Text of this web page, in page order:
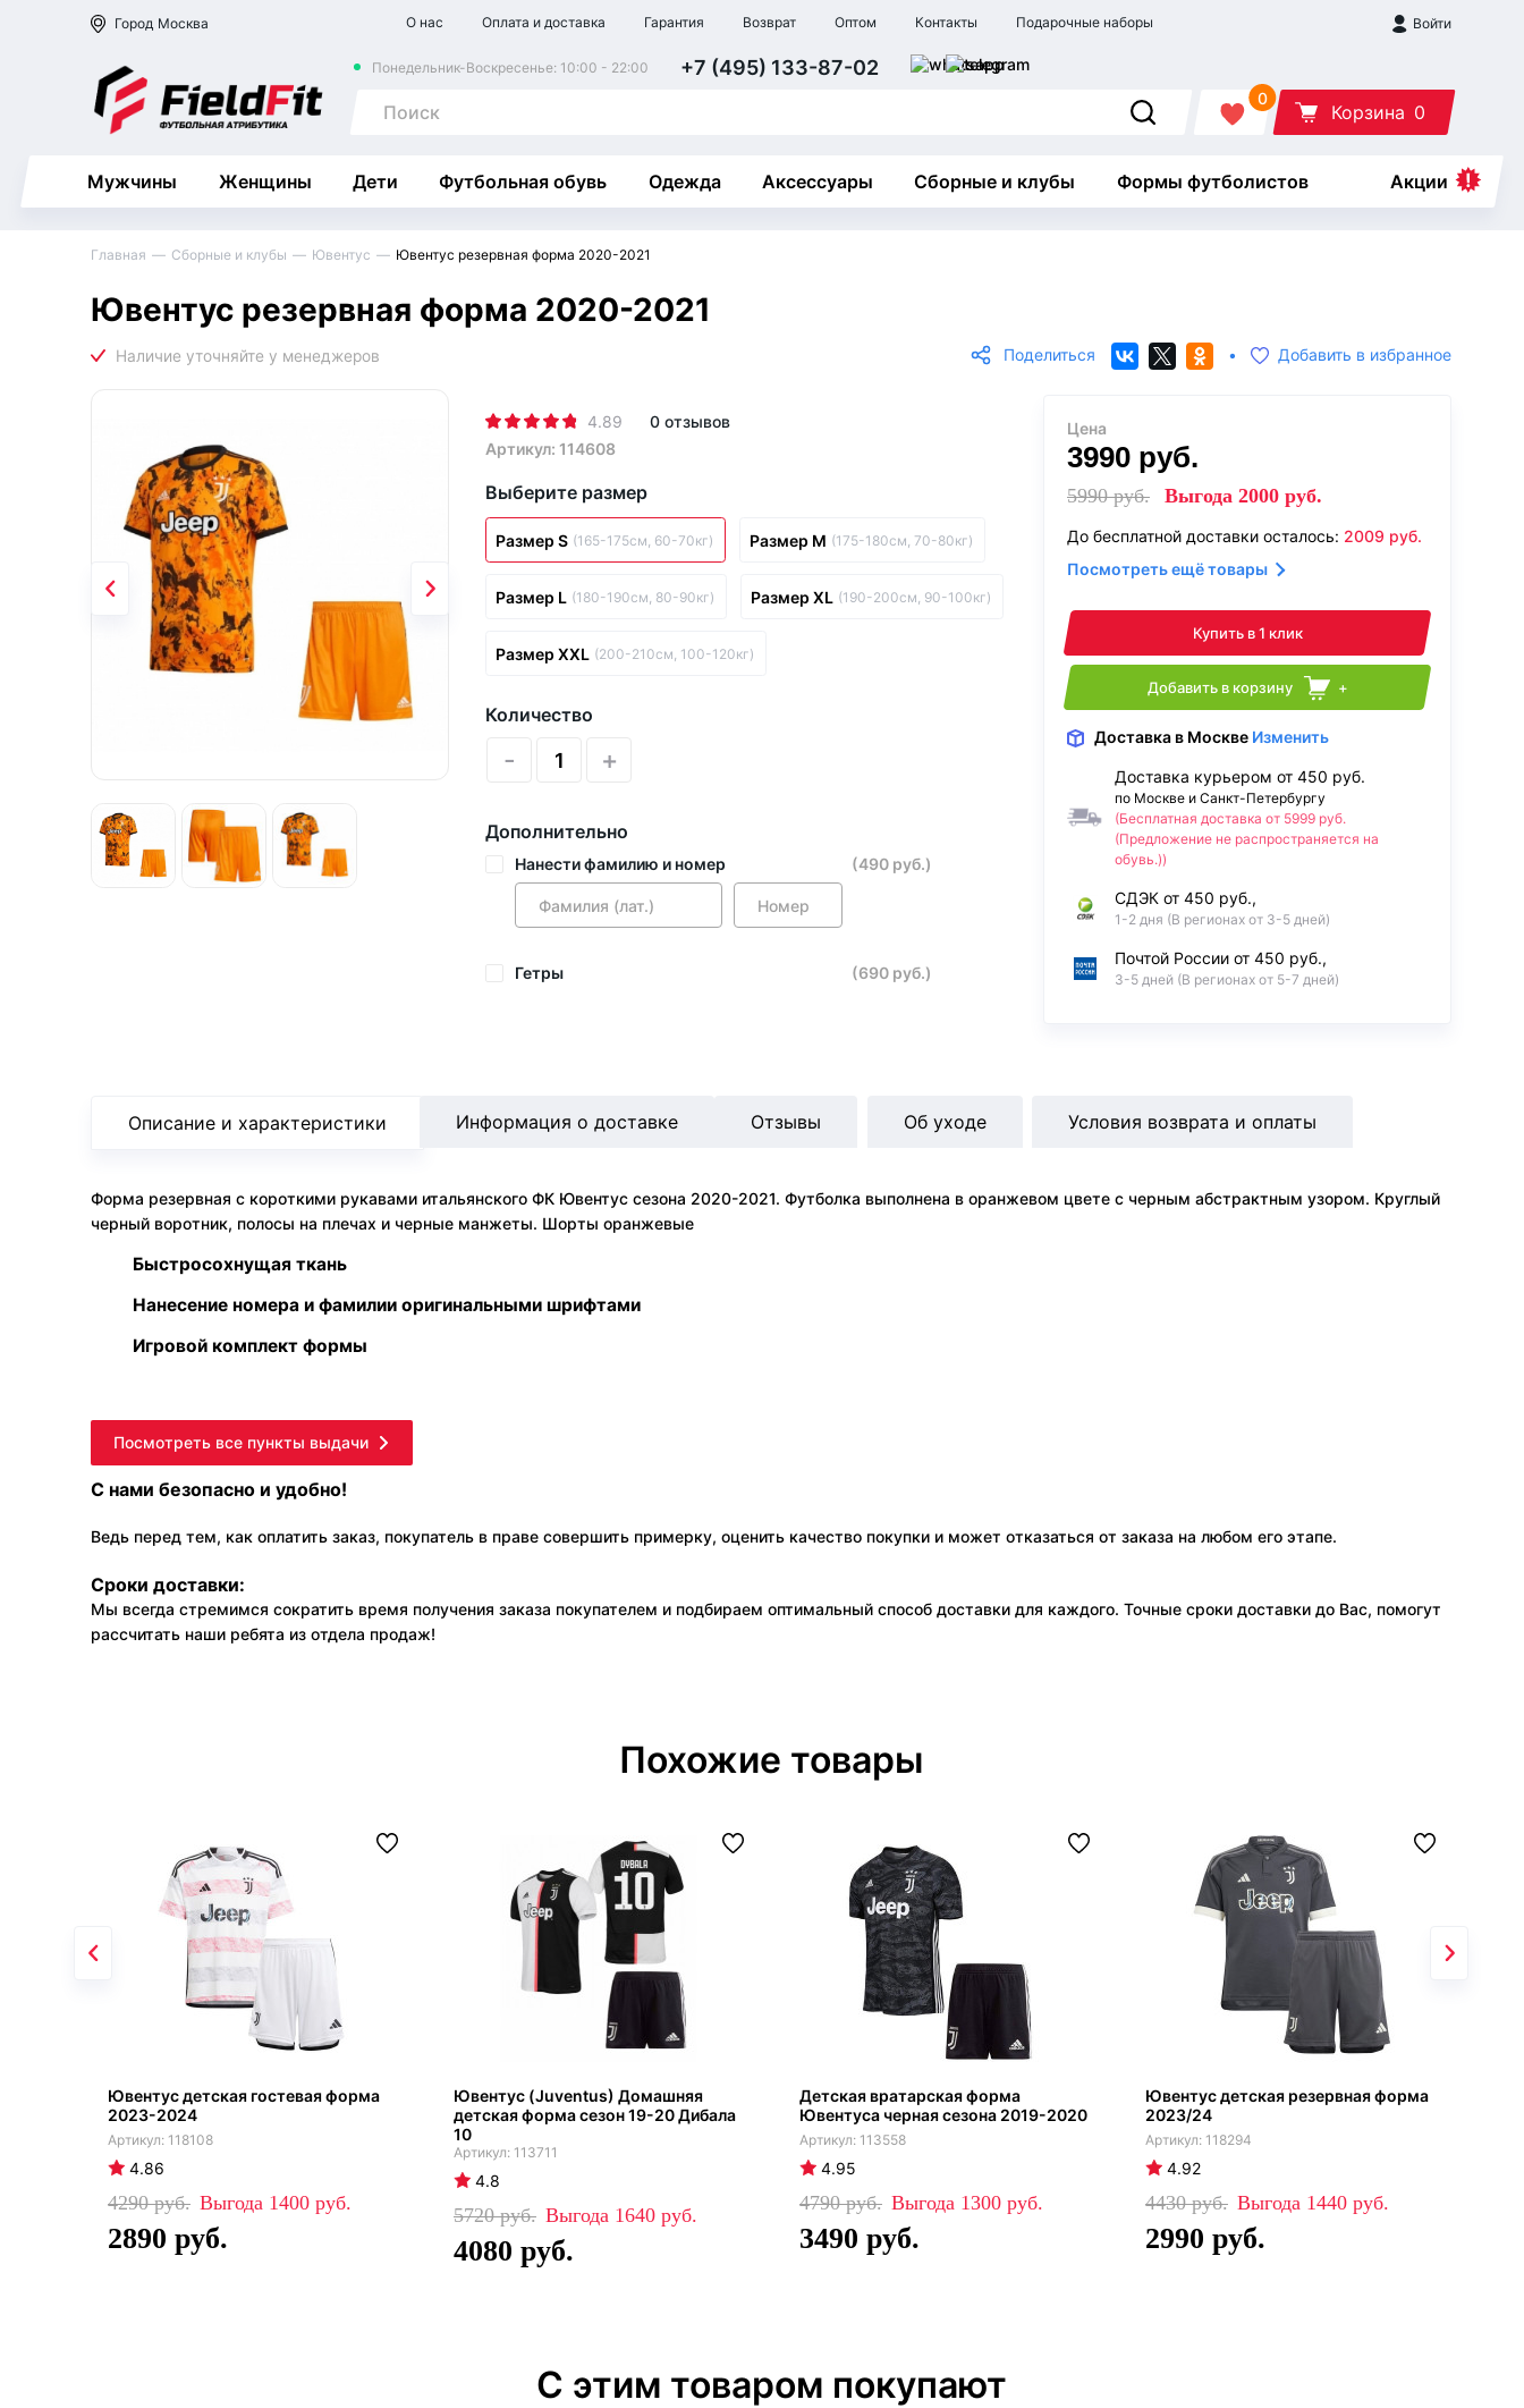
Город Москва О нас Оплата и доставка Гарантия Возврат Оптом Контакты Подарочные наборы Войти
Понедельник-Воскресенье: 10:00 - 22:00 +7 (495) 133-87-02
0
Корзина 0
Мужчины Женщины Дети Футбольная обувь Одежда Аксессуары Сборные и клубы Формы футболистов Акции
Главная Сборные и клубы Ювентус Ювентус резервная форма 2020-2021
Ювентус резервная форма 2020-2021
Поделиться • Добавить в избранное
4.89
0 отзывов
Артикул: 114608
Выберите размер
Размер S (165-175см, 60-70кг) Размер M (175-180см, 70-80кг)
Размер L (180-190см, 80-90кг) Размер XL (190-200см, 90-100кг)
Размер XXL (200-210см, 100-120кг)
Количество
- +
Дополнительно
Нанести фамилию и номер (490 руб.)
Гетры (690 руб.)
Цена
3990 руб.
5990руб. Выгода 2000 руб.
До бесплатной доставки осталось: 2009 руб.
Посмотреть ещё товары
Купить в 1 клик
Добавить в корзину +
Доставка в Москве Изменить
Доставка курьером от 450 руб.
по Москве и Санкт-Петербургу
(Бесплатная доставка от 5999 руб.
(Предложение не распространяется на
обувь.))
СДЭК от 450 руб.,
1-2 дня (В регионах от 3-5 дней)
Почтой России от 450 руб.,
3-5 дней (В регионах от 5-7 дней)
Описание и характеристики
Форма резервная с короткими рукавами итальянского ФК Ювентус сезона 2020-2021. Футболка выполнена в оранжевом цвете с черным абстрактным узором. Круглый
черный воротник, полосы на плечах и черные манжеты. Шорты оранжевые
Быстросохнущая ткань
Нанесение номера и фамилии оригинальными шрифтами
Игровой комплект формы
Информация о доставке Отзывы Об уходе Условия возврата и оплаты
Посмотреть все пункты выдачи
С нами безопасно и удобно!
Ведь перед тем, как оплатить заказ, покупатель в праве совершить примерку, оценить качество покупки и может отказаться от заказа на любом его этапе.
Сроки доставки:
Мы всегда стремимся сократить время получения заказа покупателем и подбираем оптимальный способ доставки для каждого. Точные сроки доставки до Вас, помогут
рассчитать наши ребята из отдела продаж!
Похожие товары
Ювентус детская гостевая форма
2023-2024
118108
4.86
4290 1400
2890
Ювентус (Juventus) Домашняя
детская форма сезон 19-20 Дибала
10
113711
4.8
5720 1640
4080
Детская вратарская форма
Ювентуса черная сезона 2019-2020
113558
4.95
4790 1300
3490
Ювентус детская резервная форма
2023/24
118294
4.92
4430 1440
2990
С этим товаром покупают